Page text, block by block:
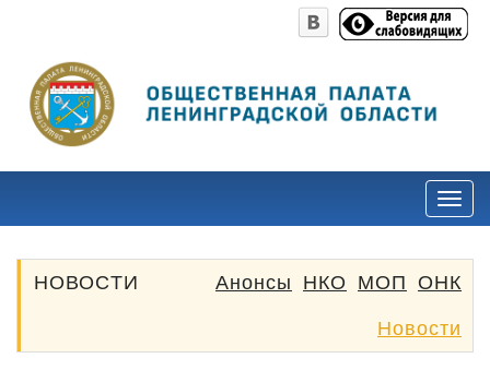
НОВОСТИ ОНК
МОП
НКО
Анонсы
Новости